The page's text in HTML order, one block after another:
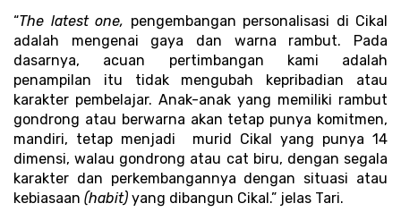
“The latest one, pengembangan personalisasi di Cikal
adalah mengenai gaya dan warna rambut. Pada
dasarnya, acuan pertimbangan kami adalah
penampilan itu tidak mengubah kepribadian atau
karakter pembelajar. Anak-anak yang memiliki rambut
gondrong atau berwarna akan tetap punya komitmen,
mandiri, tetap menjadi  murid Cikal yang punya 14
dimensi, walau gondrong atau cat biru, dengan segala
karakter dan perkembangannya dengan situasi atau
kebiasaan (habit) yang dibangun Cikal.” jelas Tari.